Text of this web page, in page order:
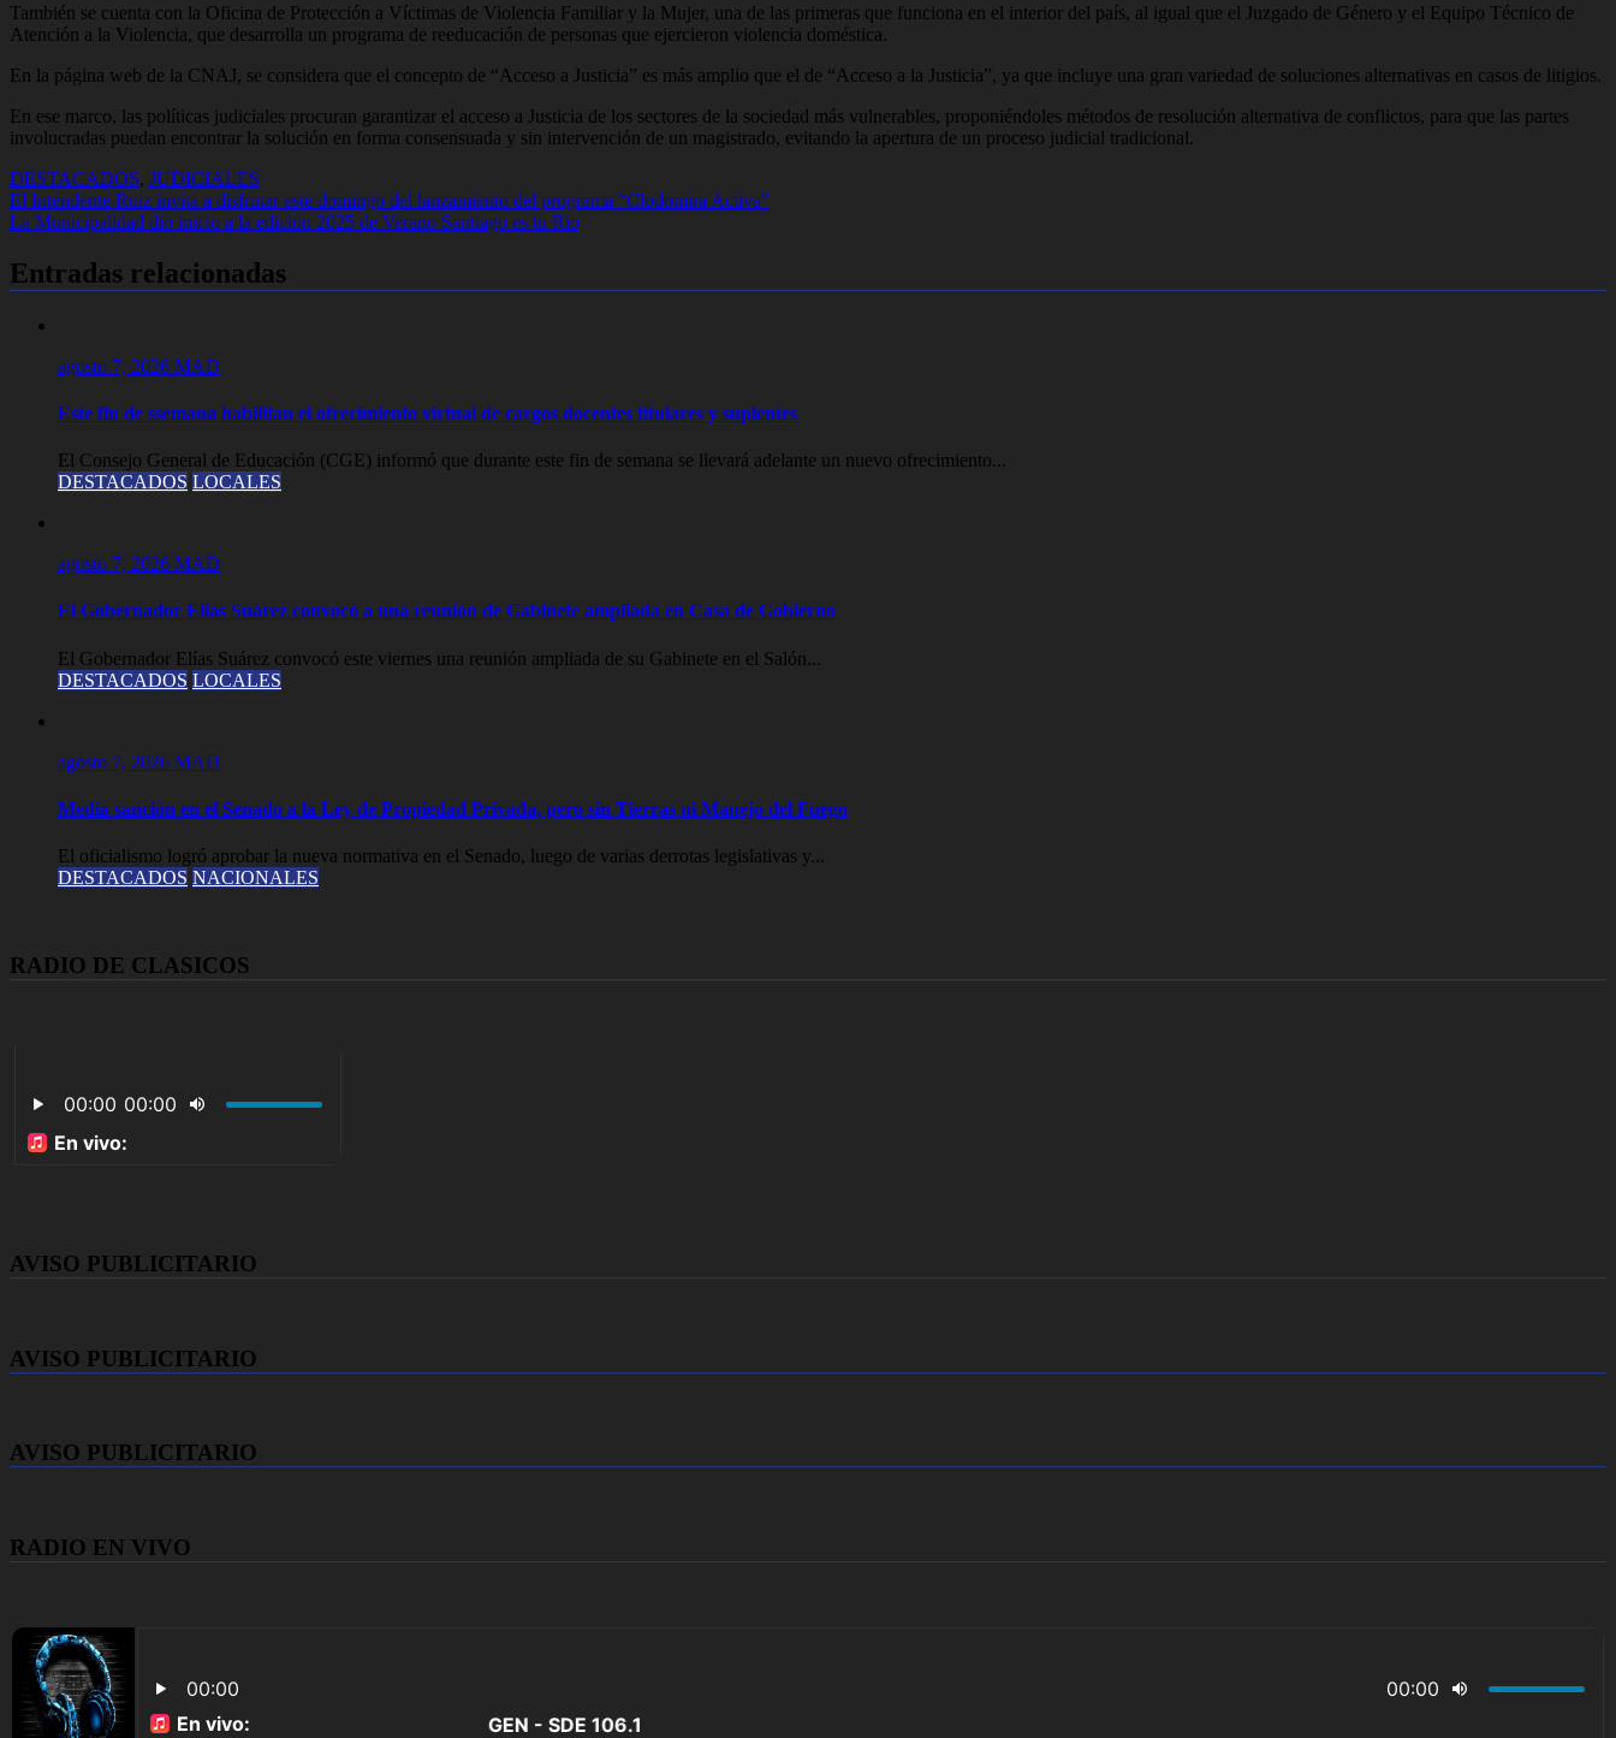
También se cuenta con la Oficina de Protección a Víctimas de Violencia Familiar y la Mujer, una de las primeras que funciona en el interior del país, al igual que el Juzgado de Género y el Equipo Técnico de
Atención a la Violencia, que desarrolla un programa de reeducación de personas que ejercieron violencia doméstica.
En la página web de la CNAJ, se considera que el concepto de “Acceso a Justicia” es más amplio que el de “Acceso a la Justicia”, ya que incluye una gran variedad de soluciones alternativas en casos de litigios.
En ese marco, las políticas judiciales procuran garantizar el acceso a Justicia de los sectores de la sociedad más vulnerables, proponiéndoles métodos de resolución alternativa de conflictos, para que las partes
involucradas puedan encontrar la solución en forma consensuada y sin intervención de un magistrado, evitando la apertura de un proceso judicial tradicional.
DESTACADOS, JUDICIALES
Navegación
de
entradas
El Intendente Ruiz invita a disfrutar este domingo del lanzamiento del programa “Clodomira Activa”
La Municipalidad dio inicio a la edición 2025 de Verano Santiago es tu Rio
Entradas relacionadas
agosto 7, 2026 MAD
Este fin de ssemana habilitan el ofrecimiento virtual de cargos docentes titulares y suplentes
El Consejo General de Educación (CGE) informó que durante este fin de semana se llevará adelante un nuevo ofrecimiento...
DESTACADOS LOCALES
agosto 7, 2026 MAD
El Gobernador Elias Suárez convocó a una reunión de Gabinete ampliada en Casa de Gobierno
El Gobernador Elías Suárez convocó este viernes una reunión ampliada de su Gabinete en el Salón...
DESTACADOS LOCALES
agosto 7, 2026 MAD
Media sanción en el Senado a la Ley de Propiedad Privada, pero sin Tierras ni Manejo del Fuego
El oficialismo logró aprobar la nueva normativa en el Senado, luego de varias derrotas legislativas y...
DESTACADOS NACIONALES
RADIO DE CLASICOS
AVISO PUBLICITARIO
AVISO PUBLICITARIO
AVISO PUBLICITARIO
RADIO EN VIVO